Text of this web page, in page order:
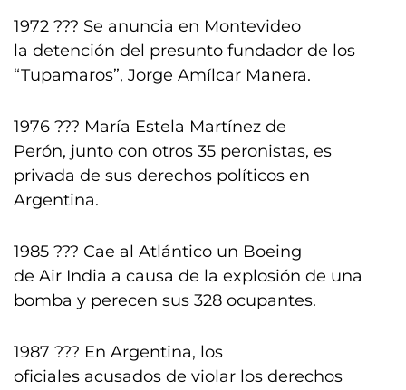
1972 ??? Se anuncia en Montevideo
la detención del presunto fundador de los
“Tupamaros”, Jorge Amílcar Manera.
1976 ??? María Estela Martínez de
Perón, junto con otros 35 peronistas, es
privada de sus derechos políticos en
Argentina.
1985 ??? Cae al Atlántico un Boeing
de Air India a causa de la explosión de una
bomba y perecen sus 328 ocupantes.
1987 ??? En Argentina, los
oficiales acusados de violar los derechos